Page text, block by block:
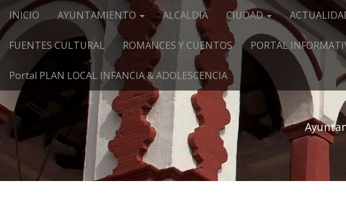
Menú principal
Saltar al contenido
INICIO AYUNTAMIENTO ALCALDIA CIUDAD
FUENTES CULTURAL ROMANCES Y CUENTOS PORTAL
Portal PLAN LOCAL INFANCIA & ADOLESCENCIA